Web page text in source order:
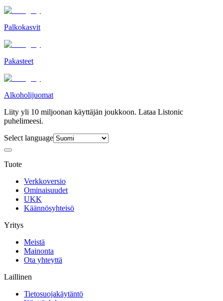
Palkokasvit
Pakasteet
Alkoholijuomat
Liity yli 10 miljoonan käyttäjän joukkoon. Lataa Listonic
puhelimeesi.
Select language
Tuote
Verkkoversio
Ominaisuudet
UKK
Käännösyhteisö
Yritys
Meistä
Mainonta
Ota yhteyttä
Laillinen
Tietosuojakäytäntö